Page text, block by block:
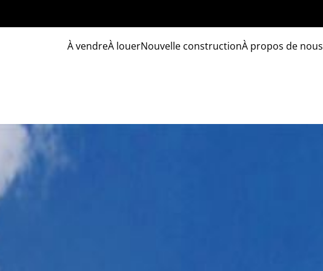
À vendreÀ louerNouvelle constructionÀ propos de nous